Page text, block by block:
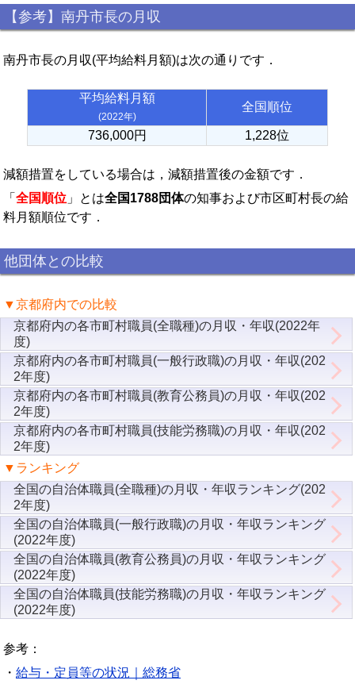
【参考】南丹市長の月収
南丹市長の月収(平均給料月額)は次の通りです．
平均給料月額
(2022年)
全国順位
736,000円 1,228位
減額措置をしている場合は，減額措置後の金額です．
「 全国順位 」とは全国1788団体の知事および市区町村長の給
料月額順位です．
他団体との比較
▼京都府内での比較
京都府内の各市町村職員(全職種)の月収・年収(2022年
度)
京都府内の各市町村職員(一般行政職)の月収・年収(202
2年度)
京都府内の各市町村職員(教育公務員)の月収・年収(202
2年度)
京都府内の各市町村職員(技能労務職)の月収・年収(202
2年度)
▼ランキング
全国の自治体職員(全職種)の月収・年収ランキング(202
2年度)
全国の自治体職員(一般行政職)の月収・年収ランキング
(2022年度)
全国の自治体職員(教育公務員)の月収・年収ランキング
(2022年度)
全国の自治体職員(技能労務職)の月収・年収ランキング
(2022年度)
参考：
・ 給与・定員等の状況｜総務省